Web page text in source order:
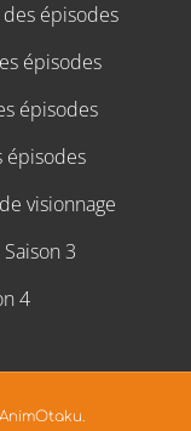
épisodes
épisodes
épisodes
épisodes
visionnage
3
4